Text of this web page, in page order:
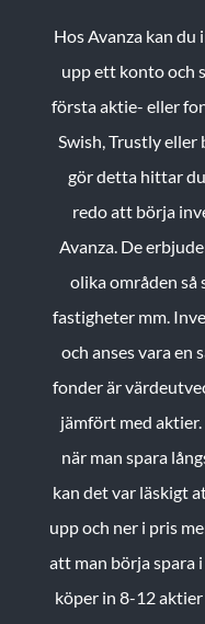
Hos Avanza kan
upp ett konto och
första aktie- eller
Swish, Trustly
gör detta hittar
redo att börja
Avanza. De
olika områden så
fastigheter mm.
och anses vara en
fonder är
jämfört med
när man spara
kan det var läskigt
upp och ner i pris
att man börja spara
köper in 8-12